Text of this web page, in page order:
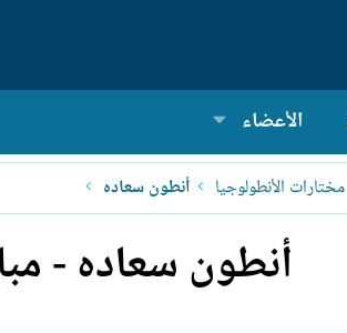
الأعضاء
مختارات الأنطولوجيا أنطون سعاده
أنطون سعاده -